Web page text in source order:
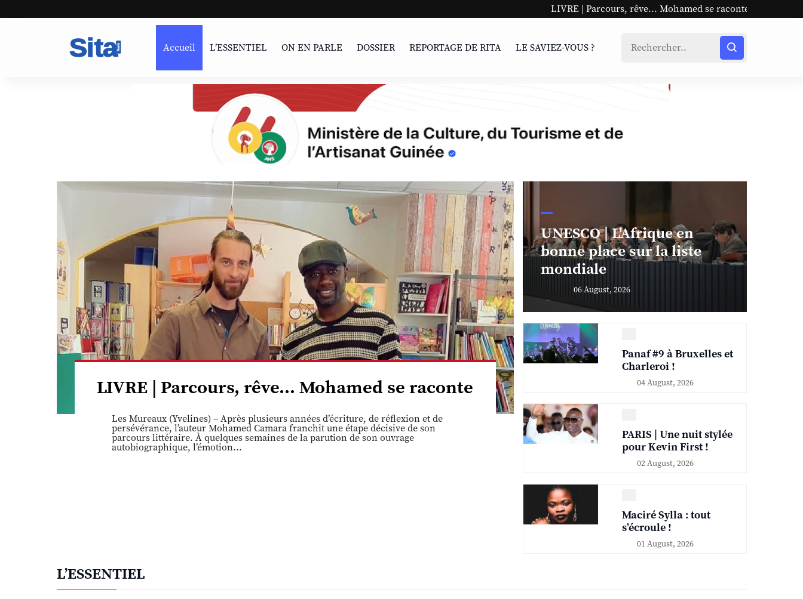
LIVRE | Parcours, rêve... Mohamed se raconte UNESCO | L'Afrique en
Accueil L’ESSENTIEL ON EN PARLE DOSSIER REPORTAGE DE RITA LE SAVIEZ-VOUS ?
LIVRE | Parcours, rêve... Mohamed se raconte
Les Mureaux (Yvelines) – Après plusieurs années d’écriture, de réflexion et de
persévérance, l’auteur Mohamed Camara franchit une étape décisive de son
parcours littéraire. À quelques semaines de la parution de son ouvrage
autobiographique, l’émotion...
UNESCO | L'Afrique en
bonne place sur la liste
mondiale
06 August, 2026
Panaf #9 à Bruxelles et
Charleroi !
04 August, 2026
PARIS | Une nuit stylée
pour Kevin First !
02 August, 2026
Maciré Sylla : tout
s’écroule !
01 August, 2026
L’ESSENTIEL